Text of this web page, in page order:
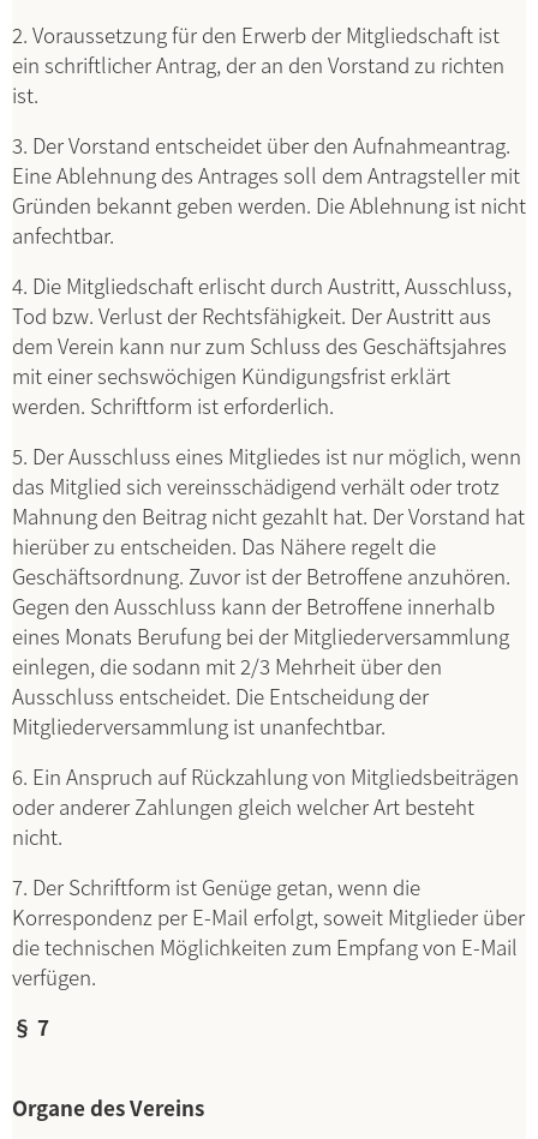
2. Voraussetzung für den Erwerb der Mitgliedschaft ist
ein schriftlicher Antrag, der an den Vorstand zu richten
ist.
3. Der Vorstand entscheidet über den Aufnahmeantrag.
Eine Ablehnung des Antrages soll dem Antragsteller mit
Gründen bekannt geben werden. Die Ablehnung ist nicht
anfechtbar.
4. Die Mitgliedschaft erlischt durch Austritt, Ausschluss,
Tod bzw. Verlust der Rechtsfähigkeit. Der Austritt aus
dem Verein kann nur zum Schluss des Geschäftsjahres
mit einer sechswöchigen Kündigungsfrist erklärt
werden. Schriftform ist erforderlich.
5. Der Ausschluss eines Mitgliedes ist nur möglich, wenn
das Mitglied sich vereinsschädigend verhält oder trotz
Mahnung den Beitrag nicht gezahlt hat. Der Vorstand hat
hierüber zu entscheiden. Das Nähere regelt die
Geschäftsordnung. Zuvor ist der Betroffene anzuhören.
Gegen den Ausschluss kann der Betroffene innerhalb
eines Monats Berufung bei der Mitgliederversammlung
einlegen, die sodann mit 2/3 Mehrheit über den
Ausschluss entscheidet. Die Entscheidung der
Mitgliederversammlung ist unanfechtbar.
6. Ein Anspruch auf Rückzahlung von Mitgliedsbeiträgen
oder anderer Zahlungen gleich welcher Art besteht
nicht.
7. Der Schriftform ist Genüge getan, wenn die
Korrespondenz per E-Mail erfolgt, soweit Mitglieder über
die technischen Möglichkeiten zum Empfang von E-Mail
verfügen.
§ 7
Organe des Vereins